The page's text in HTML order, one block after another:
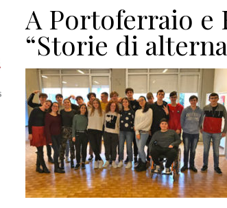
A Portoferraio e
“Storie di